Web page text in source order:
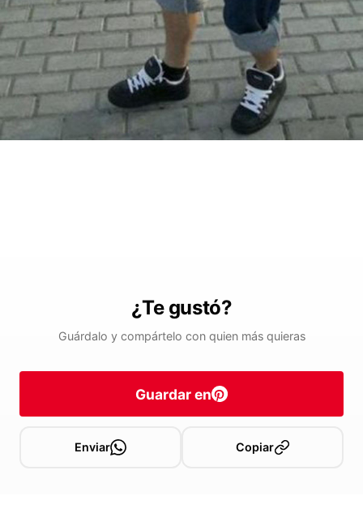
¿Te gustó?
Guárdalo y compártelo con quien más quieras
Guardar en
Enviar Copiar